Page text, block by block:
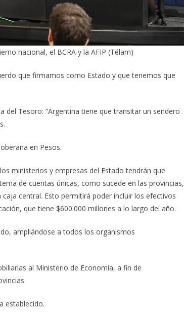
nacional, el BCRA y la AFIP (Télam)
que firmamos como Estado y que tenemos que
del Tesoro: “Argentina tiene que transitar un sendero
en Pesos.
ministerios y empresas del Estado tendrán que
de cuentas únicas, como sucede en las provincias,
central. Esto permitirá poder incluir los efectivos
que tiene $600.000 millones a lo largo del año.
ampliándose a todos los organismos
al Ministerio de Economía, a fin de
establecido.